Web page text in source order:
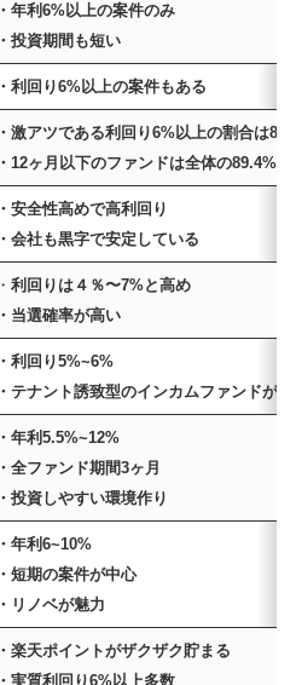
・年利6%以上の案件のみ
・投資期間も短い
・利回り6%以上の案件もある
・激アツである利回り6%以上の割合は
・12ヶ月以下のファンドは全体の89.4%
・安全性高めで高利回り
・会社も黒字で安定している
・利回りは４％〜7%と高め
・当選確率が高い
・利回り5%~6%
・テナント誘致型のインカムファンドが
・年利5.5%~12%
・全ファンド期間3ヶ月
・投資しやすい環境作り
・年利6~10%
・短期の案件が中心
・リノベが魅力
・楽天ポイントがザクザク貯まる
・実質利回り6%以上多数